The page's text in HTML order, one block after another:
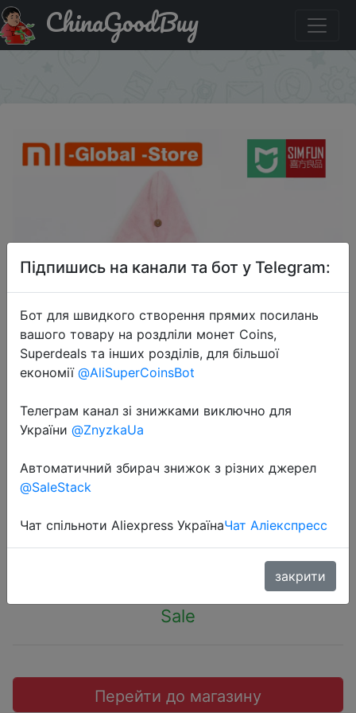
Акція на Xiaomi Mijia Sim Fun полотенце для ухода за
волосами.ChinaGoodBuy
Xiaomi Mijia Sim Fun полотенце для
ухода за волосами.
$8.59
Sale
Перейти до магазину
Підпишись на канали та бот у Telegram:
Бот для швидкого створення прямих посилань
вашого товару на роздліли монет Coins,
Superdeals та інших розділів, для більшої
економії @AliSuperCoinsBot
Телеграм канал зі знижками виключно для
України @ZnyzkaUa
Автоматичний збирач знижок з різних джерел
@SaleStack
Чат спільноти Aliexpress УкраїнаЧат Аліекспресс
закрити